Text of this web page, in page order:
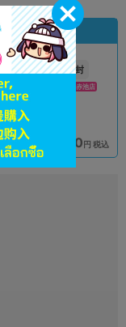
状態 :未開封
プライムツリー赤池店
在庫あり 2,290円 税込